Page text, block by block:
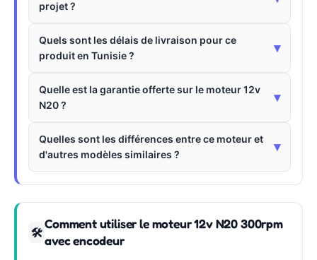
projet ?
Quels sont les délais de livraison pour ce
produit en Tunisie ?
▾
Quelle est la garantie offerte sur le moteur 12v
N20 ?
▾
Quelles sont les différences entre ce moteur et
d'autres modèles similaires ?
▾
🛠
Comment utiliser le moteur 12v N20 300rpm
avec encodeur